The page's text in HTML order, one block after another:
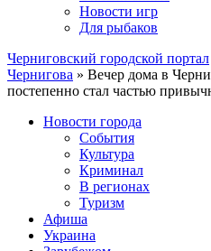
Новости игр
Для рыбаков
Черниговский городской портал
Чернигова » Вечер дома в
постепенно стал частью
Новости города
События
Культура
Криминал
В регионах
Туризм
Афиша
Украина